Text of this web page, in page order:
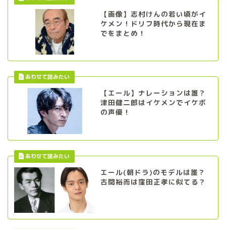
【画像】志村けんの若い頃がイ
ケメン！ドリフ時代から現在ま
でをまとめ！
【エール】ナレーションは誰？
津田健二郎はイケメンでイケボ
の声優！
エール(朝ドラ)のモデルは誰？
古関裕而は窪田正孝に似てる？